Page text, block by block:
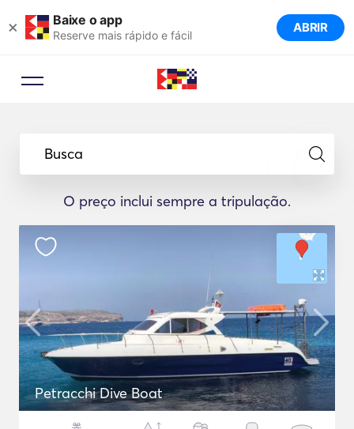
× Baixe o app
Reserve mais rápido e fácil ABRIR
Busca
O preço inclui sempre a tripulação.
Petracchi Dive Boat